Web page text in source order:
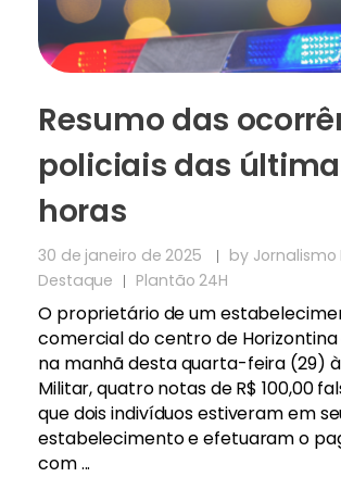
Resumo das
policiais das
horas
30 de janeiro de 2025 by Jornalismo
Destaque
Plantão 24H
O proprietário de um
comercial do centro de
na manhã desta quarta-feira (29)
Militar, quatro notas de R$ 100,00
que dois indivíduos estiveram em
estabelecimento e efetuaram o
com ...